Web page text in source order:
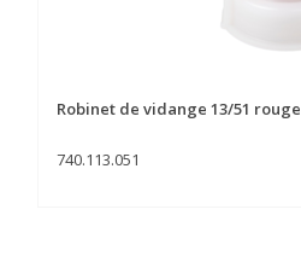
Robinet de vidange 13/51 rouge
740.113.051